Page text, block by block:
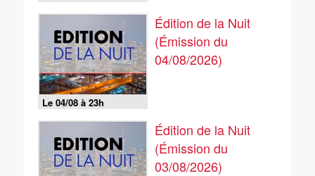
Le 04/08 à 23h
Édition de la Nuit
(Émission du
04/08/2026)
Édition de la Nuit
(Émission du
03/08/2026)